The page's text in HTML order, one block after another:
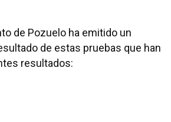
de Pozuelo ha emitido un
de estas pruebas que han
resultados: